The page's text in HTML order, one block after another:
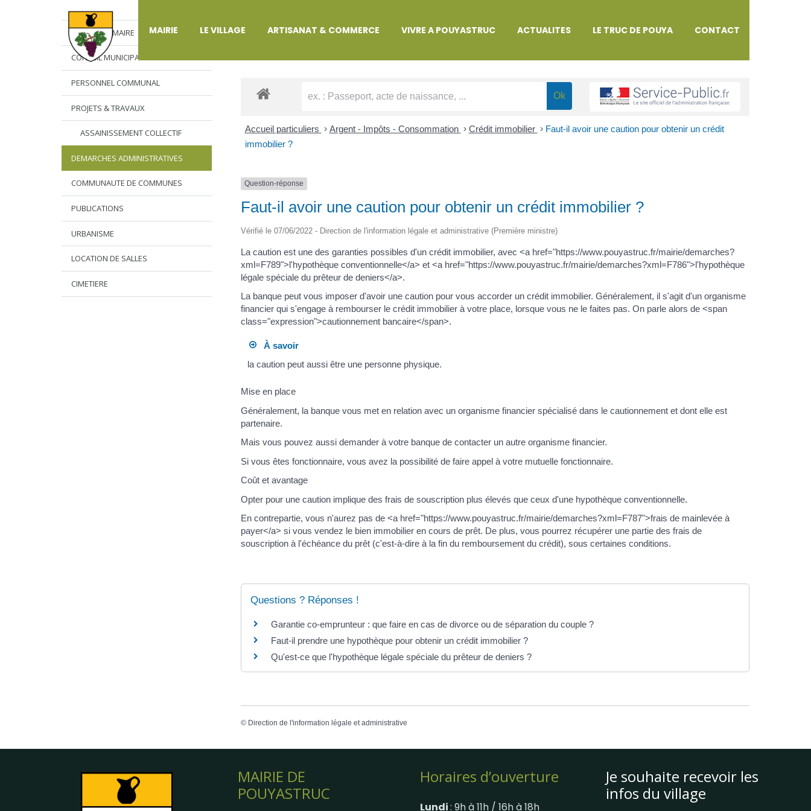
MAIRIE LE VILLAGE ARTISANAT & COMMERCE VIVRE A POUYASTRUC ACTUALITES LE TRUC DE POUYA CONTACT
L’EDITO DU MAIRE
CONSEIL MUNICIPAL
PERSONNEL COMMUNAL
PROJETS & TRAVAUX
ASSAINISSEMENT COLLECTIF
DEMARCHES ADMINISTRATIVES
COMMUNAUTE DE COMMUNES
PUBLICATIONS
URBANISME
LOCATION DE SALLES
CIMETIERE
DÉMARCHES ADMINISTRATIVES
Accueil particuliers > Argent - Impôts - Consommation > Crédit immobilier > Faut-il avoir une caution pour obtenir un crédit
immobilier ?
Question-réponse
Faut-il avoir une caution pour obtenir un crédit immobilier ?
Vérifié le 07/06/2022 - Direction de l'information légale et administrative (Première ministre)
La caution est une des garanties possibles d'un crédit immobilier, avec <a href="https://www.pouyastruc.fr/mairie/demarches?
xml=F789">l'hypothèque conventionnelle</a> et <a href="https://www.pouyastruc.fr/mairie/demarches?xml=F786">l'hypothèque
légale spéciale du prêteur de deniers</a>.
La banque peut vous imposer d'avoir une caution pour vous accorder un crédit immobilier. Généralement, il s'agit d'un organisme
financier qui s'engage à rembourser le crédit immobilier à votre place, lorsque vous ne le faites pas. On parle alors de <span
class="expression">cautionnement bancaire</span>.
À savoir
la caution peut aussi être une personne physique.
Mise en place
Généralement, la banque vous met en relation avec un organisme financier spécialisé dans le cautionnement et dont elle est
partenaire.
Mais vous pouvez aussi demander à votre banque de contacter un autre organisme financier.
Si vous êtes fonctionnaire, vous avez la possibilité de faire appel à votre mutuelle fonctionnaire.
Coût et avantage
Opter pour une caution implique des frais de souscription plus élevés que ceux d'une hypothèque conventionnelle.
En contrepartie, vous n'aurez pas de <a href="https://www.pouyastruc.fr/mairie/demarches?xml=F787">frais de mainlevée à
payer</a> si vous vendez le bien immobilier en cours de prêt. De plus, vous pourrez récupérer une partie des frais de
souscription à l'échéance du prêt (c'est-à-dire à la fin du remboursement du crédit), sous certaines conditions.
Questions ? Réponses !
Garantie co-emprunteur : que faire en cas de divorce ou de séparation du couple ?
Faut-il prendre une hypothèque pour obtenir un crédit immobilier ?
Qu'est-ce que l'hypothèque légale spéciale du prêteur de deniers ?
© Direction de l'information légale et administrative
MAIRIE DE
POUYASTRUC
Horaires d’ouverture
Lundi: 9h à 11h / 16h à 18h
Je souhaite recevoir les
infos du village